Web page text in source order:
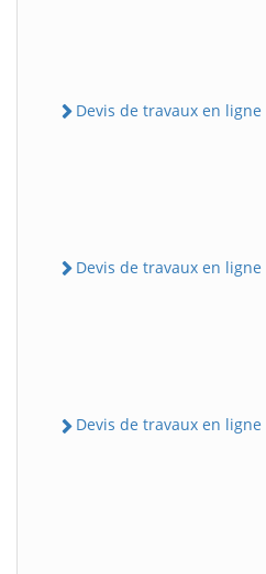
Devis de travaux en ligne
Devis de travaux en ligne
Devis de travaux en ligne